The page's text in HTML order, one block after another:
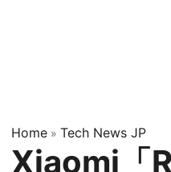
Home » Tech News JP
Xiaomi「